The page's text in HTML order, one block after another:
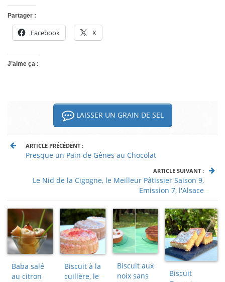
Partager :
Facebook X
J’aime ça :
LAISSER UN GRAIN DE SEL
ARTICLE PRÉCÉDENT :
Presque un Pain de Gênes au Chocolat
ARTICLE SUIVANT :
Le Nid de la Cigogne, le Meilleur Pâtissier Saison 9,
Emission 7, l'Alsace
Baba salé
au citron
Biscuit à la
cuillère, le
Biscuit aux
noix sans
Biscuit